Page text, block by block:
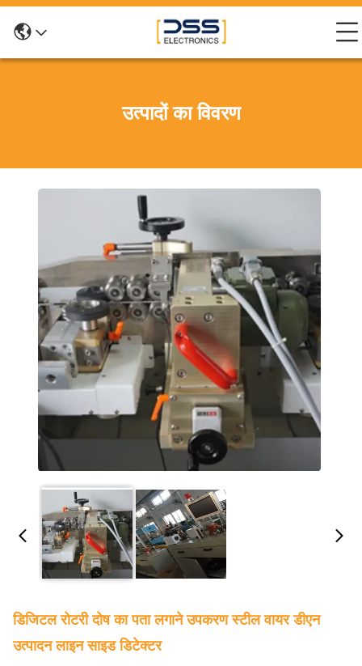
उत्पादों का विवरण
डिजिटल रोटरी दोष का पता लगाने उपकरण स्टील वायर डीएन
उत्पादन लाइन साइड डिटेक्टर